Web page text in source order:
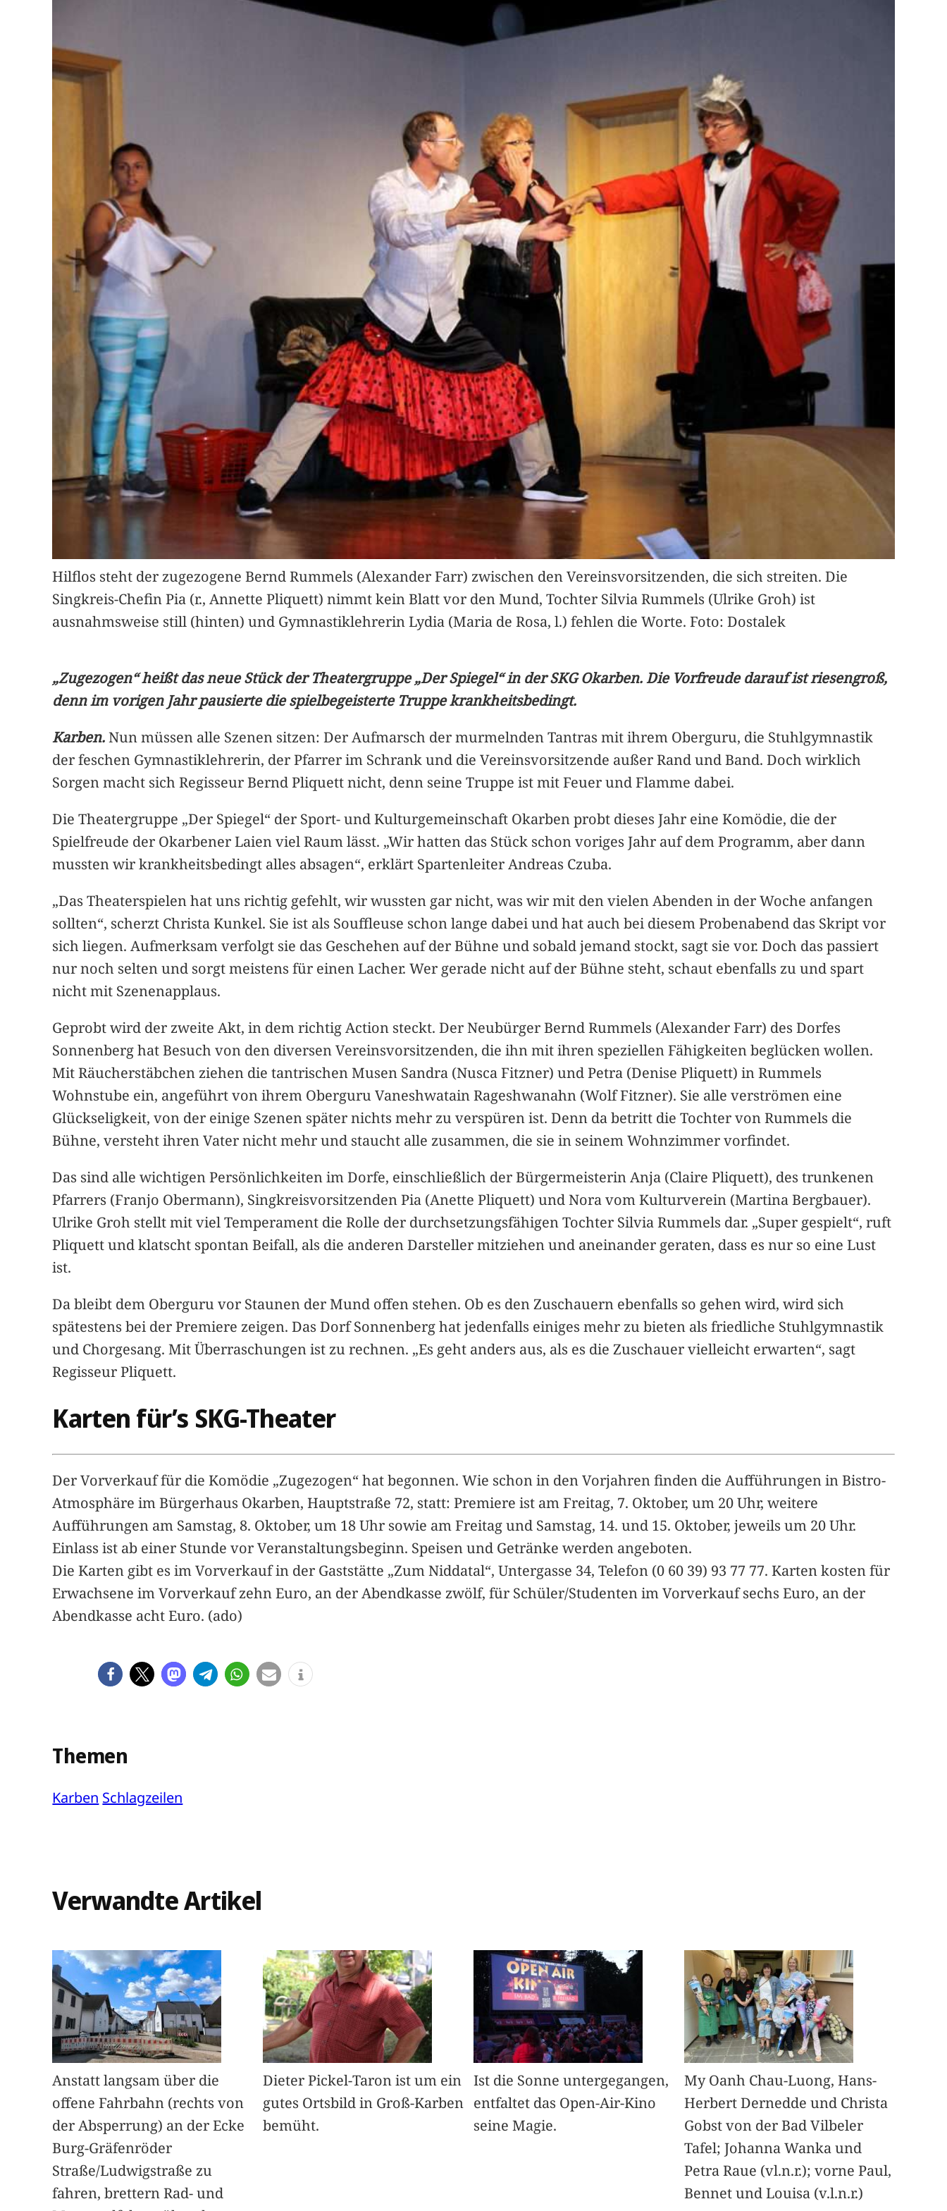
Hilflos steht der zugezogene Bernd Rummels (Alexander Farr) zwischen den Vereinsvorsitzenden, die sich streiten. Die
Singkreis-Chefin Pia (r., Annette Pliquett) nimmt kein Blatt vor den Mund, Tochter Silvia Rummels (Ulrike Groh) ist
ausnahmsweise still (hinten) und Gymnastiklehrerin Lydia (Maria de Rosa, l.) fehlen die Worte. Foto: Dostalek
„Zugezogen“ heißt das neue Stück der Theatergruppe „Der Spiegel“ in der SKG Okarben. Die Vorfreude darauf ist riesengroß,
denn im vorigen Jahr pausierte die spielbegeisterte Truppe krankheitsbedingt.
Karben.Nun müssen alle Szenen sitzen: Der Aufmarsch der murmelnden Tantras mit ihrem Oberguru, die Stuhlgymnastik
der feschen Gymnastiklehrerin, der Pfarrer im Schrank und die Vereinsvorsitzende außer Rand und Band. Doch wirklich
Sorgen macht sich Regisseur Bernd Pliquett nicht, denn seine Truppe ist mit Feuer und Flamme dabei.
Die Theatergruppe „Der Spiegel“ der Sport- und Kulturgemeinschaft Okarben probt dieses Jahr eine Komödie, die der
Spielfreude der Okarbener Laien viel Raum lässt. „Wir hatten das Stück schon voriges Jahr auf dem Programm, aber dann
mussten wir krankheitsbedingt alles absagen“, erklärt Spartenleiter Andreas Czuba.
„Das Theaterspielen hat uns richtig gefehlt, wir wussten gar nicht, was wir mit den vielen Abenden in der Woche anfangen
sollten“, scherzt Christa Kunkel. Sie ist als Souffleuse schon lange dabei und hat auch bei diesem Probenabend das Skript vor
sich liegen. Aufmerksam verfolgt sie das Geschehen auf der Bühne und sobald jemand stockt, sagt sie vor. Doch das passiert
nur noch selten und sorgt meistens für einen Lacher. Wer gerade nicht auf der Bühne steht, schaut ebenfalls zu und spart
nicht mit Szenenapplaus.
Geprobt wird der zweite Akt, in dem richtig Action steckt. Der Neubürger Bernd Rummels (Alexander Farr) des Dorfes
Sonnenberg hat Besuch von den diversen Vereinsvorsitzenden, die ihn mit ihren speziellen Fähigkeiten beglücken wollen.
Mit Räucherstäbchen ziehen die tantrischen Musen Sandra (Nusca Fitzner) und Petra (Denise Pliquett) in Rummels
Wohnstube ein, angeführt von ihrem Oberguru Vaneshwatain Rageshwanahn (Wolf Fitzner). Sie alle verströmen eine
Glückseligkeit, von der einige Szenen später nichts mehr zu verspüren ist. Denn da betritt die Tochter von Rummels die
Bühne, versteht ihren Vater nicht mehr und staucht alle zusammen, die sie in seinem Wohnzimmer vorfindet.
Das sind alle wichtigen Persönlichkeiten im Dorfe, einschließlich der Bürgermeisterin Anja (Claire Pliquett), des trunkenen
Pfarrers (Franjo Obermann), Singkreisvorsitzenden Pia (Anette Pliquett) und Nora vom Kulturverein (Martina Bergbauer).
Ulrike Groh stellt mit viel Temperament die Rolle der durchsetzungsfähigen Tochter Silvia Rummels dar. „Super gespielt“, ruft
Pliquett und klatscht spontan Beifall, als die anderen Darsteller mitziehen und aneinander geraten, dass es nur so eine Lust
ist.
Da bleibt dem Oberguru vor Staunen der Mund offen stehen. Ob es den Zuschauern ebenfalls so gehen wird, wird sich
spätestens bei der Premiere zeigen. Das Dorf Sonnenberg hat jedenfalls einiges mehr zu bieten als friedliche Stuhlgymnastik
und Chorgesang. Mit Überraschungen ist zu rechnen. „Es geht anders aus, als es die Zuschauer vielleicht erwarten“, sagt
Regisseur Pliquett.
Karten für’s SKG-Theater
Der Vorverkauf für die Komödie „Zugezogen“ hat begonnen. Wie schon in den Vorjahren finden die Aufführungen in Bistro-
Atmosphäre im Bürgerhaus Okarben, Hauptstraße 72, statt: Premiere ist am Freitag, 7. Oktober, um 20 Uhr, weitere
Aufführungen am Samstag, 8. Oktober, um 18 Uhr sowie am Freitag und Samstag, 14. und 15. Oktober, jeweils um 20 Uhr.
Einlass ist ab einer Stunde vor Veranstaltungsbeginn. Speisen und Getränke werden angeboten.
Die Karten gibt es im Vorverkauf in der Gaststätte „Zum Niddatal“, Untergasse 34, Telefon (0 60 39) 93 77 77. Karten kosten für
Erwachsene im Vorverkauf zehn Euro, an der Abendkasse zwölf, für Schüler/Studenten im Vorverkauf sechs Euro, an der
Abendkasse acht Euro. (ado)
Themen
Karben Schlagzeilen
Verwandte Artikel
Anstatt langsam über die
offene Fahrbahn (rechts von
der Absperrung) an der Ecke
Burg-Gräfenröder
Straße/Ludwigstraße zu
fahren, brettern Rad- und
Dieter Pickel-Taron ist um ein
gutes Ortsbild in Groß-Karben
bemüht.
Ist die Sonne untergegangen,
entfaltet das Open-Air-Kino
seine Magie.
My Oanh Chau-Luong, Hans-
Herbert Dernedde und Christa
Gobst von der Bad Vilbeler
Tafel; Johanna Wanka und
Petra Raue (vl.n.r.); vorne Paul,
Bennet und Louisa (v.l.n.r.)